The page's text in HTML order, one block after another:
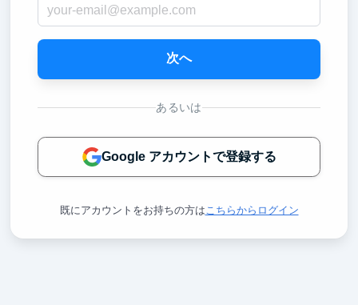
次へ
あるいは
Google アカウントで登録する
既にアカウントをお持ちの方は こちらからログイン